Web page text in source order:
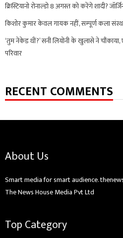
क्रिस्टियानो रोनाल्डो 8 अगस्त को करेंगे शादी?
किशोर कुमार केवल गायक नहीं, सम्पूर्ण कला
‘तुम नेकेड थीं?’ सनी लियोनी के खुलासे ने
परिवार
RECENT COMMENTS
About Us
Smart media for smart audience.
The News House Media Pvt Ltd
Top Category